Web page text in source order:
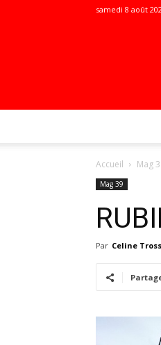
samedi 8 août
Accueil Mag
Mag 39
Par Celine